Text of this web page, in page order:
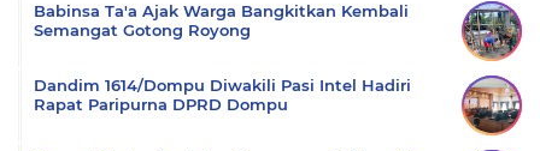
Babinsa Ta'a Ajak Warga Bangkitkan Kembali
Semangat Gotong Royong
Dandim 1614/Dompu Diwakili Pasi Intel Hadiri
Rapat Paripurna DPRD Dompu